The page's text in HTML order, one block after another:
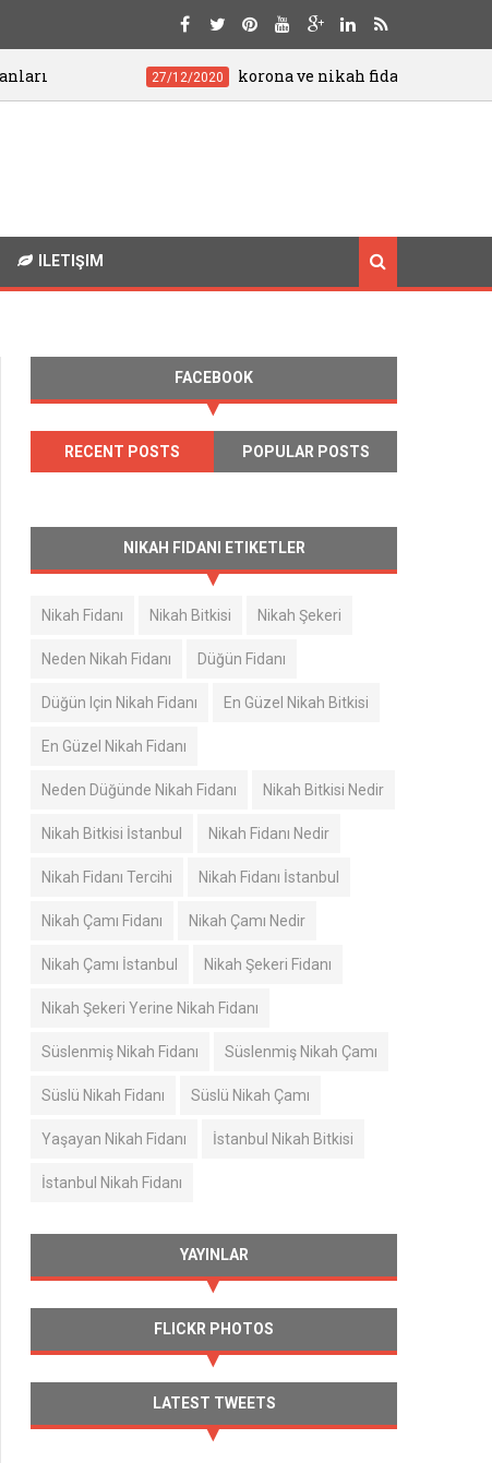
korona ve nikah fidani
ILETIŞIM
FACEBOOK
RECENT POSTS POPULAR POSTS
NIKAH FIDANI ETIKETLER
Nikah Fidanı Nikah Bitkisi Nikah Şekeri
Neden Nikah Fidanı Düğün Fidanı
Düğün Için Nikah Fidanı En Güzel Nikah Bitkisi
En Güzel Nikah Fidanı
Neden Düğünde Nikah Fidanı Nikah Bitkisi Nedir
Nikah Bitkisi İstanbul Nikah Fidanı Nedir
Nikah Fidanı Tercihi Nikah Fidanı İstanbul
Nikah Çamı Fidanı Nikah Çamı Nedir
Nikah Çamı İstanbul Nikah Şekeri Fidanı
Nikah Şekeri Yerine Nikah Fidanı
Süslenmiş Nikah Fidanı Süslenmiş Nikah Çamı
Süslü Nikah Fidanı Süslü Nikah Çamı
Yaşayan Nikah Fidanı İstanbul Nikah Bitkisi
İstanbul Nikah Fidanı
YAYINLAR
FLICKR PHOTOS
LATEST TWEETS